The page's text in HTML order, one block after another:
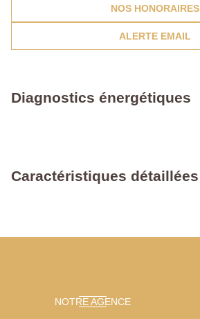
NOS HONORAIRES
ALERTE EMAIL
Diagnostics énergétiques
Caractéristiques détaillées
NOTRE AGENCE